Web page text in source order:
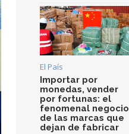
El País
Importar por
monedas, vender
por fortunas: el
fenomenal negocio
de las marcas que
dejan de fabricar